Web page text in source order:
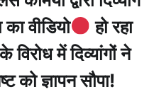
वीडियो
हो रहा
में दिव्यांगों ने
को ज्ञापन सौपा!